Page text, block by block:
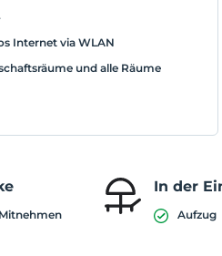
Internet via WLAN
und alle Räume
In der
Aufzug